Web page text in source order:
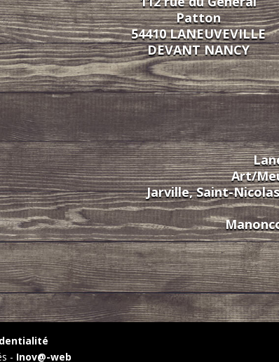
Patton
54410 LANEUVEVILLE
DEVANT NANCY
Art/
Jarville, Saint-
- Inov@-web